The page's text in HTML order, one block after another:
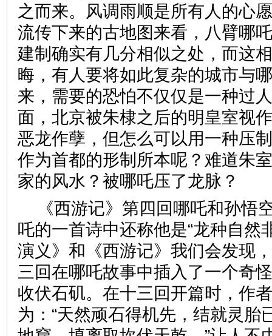
之而来。风调雨顺是所有人的心
流传下来的古地图来看，八臂哪
建制确实有几分相似之处，而这
晦，有人要将如此复杂的城市与
来，需要的恐怕不仅仅是一种过
面，北京被朱棣之后的明皇室视
恶龙作孽，但怎么可以用一种压
作为首都的形制所本呢？难道朱
家的风水？被哪吒压了龙脉？
《西游记》第四回哪吒和孙悟
吒的一首诗中还称他是“龙种自然
演义》和《西游记》我们会发现
三回在哪吒故事中插入了一个奇
收伏石矶。在十三回开篇时，作
为：“天然顽石得机先，结就灵胎